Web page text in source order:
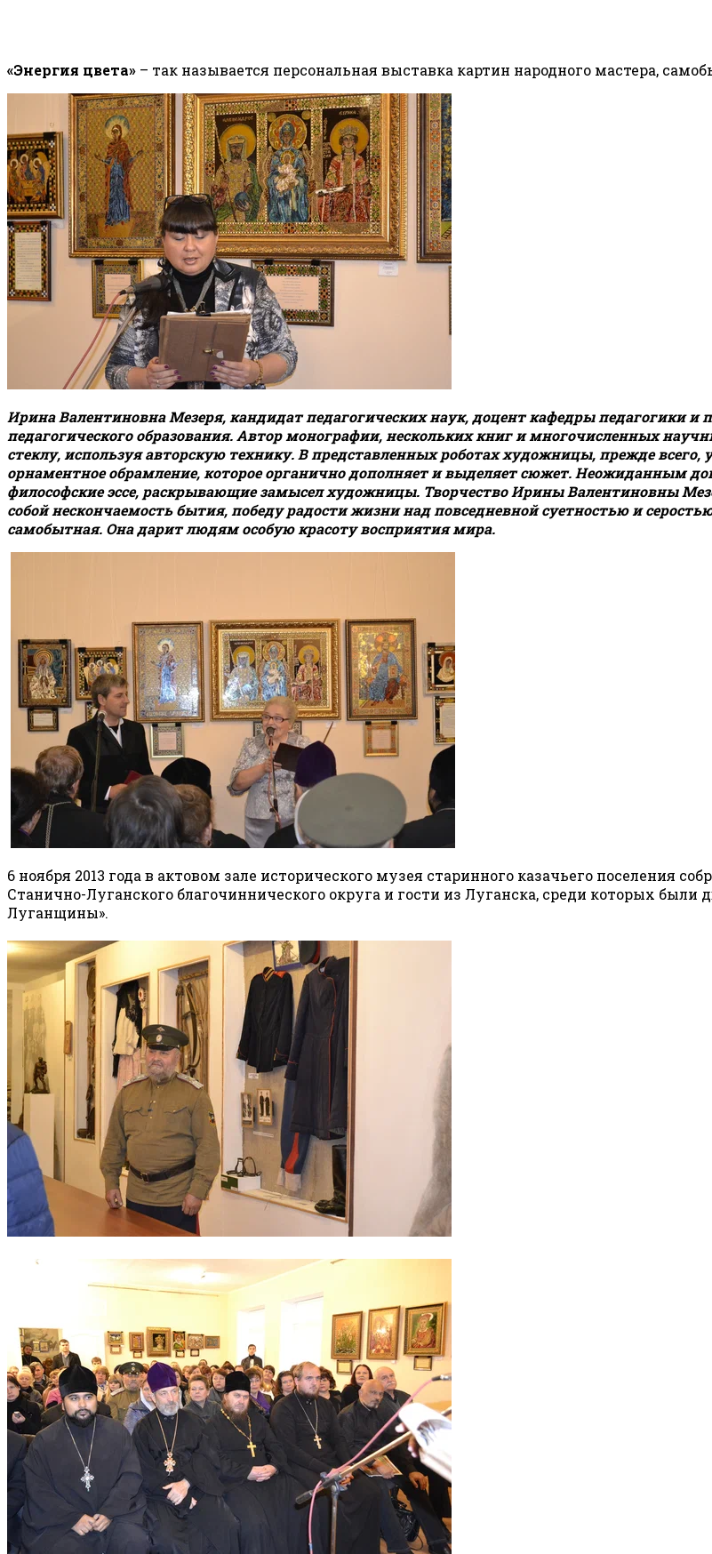
«Энергия цвета» – так называется персональная выставка картин народного мастера,
Ирина Валентиновна Мезеря, кандидат педагогических наук, доцент кафедры педагогики и
педагогического образования. Автор монографии, нескольких книг и многочисленных
стеклу, используя авторскую технику. В представленных роботах художницы, прежде
орнаментное обрамление, которое органично дополняет и выделяет сюжет. Неожиданным
философские эссе, раскрывающие замысел художницы. Творчество Ирины Валентиновны
собой нескончаемость бытия, победу радости жизни над повседневной суетностью и
самобытная. Она дарит людям особую красоту восприятия мира.
6 ноября 2013 года в актовом зале исторического музея старинного казачьего поселения
Станично-Луганского благочиннического округа и гости из Луганска, среди которых были
Луганщины».